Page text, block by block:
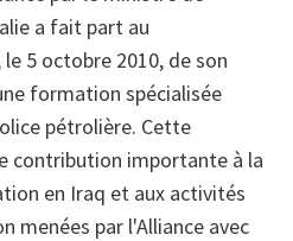
a fait part au
5 octobre 2010, de son
formation spécialisée
pétrolière. Cette
contribution importante à la
en Iraq et aux activités
menées par l'Alliance avec